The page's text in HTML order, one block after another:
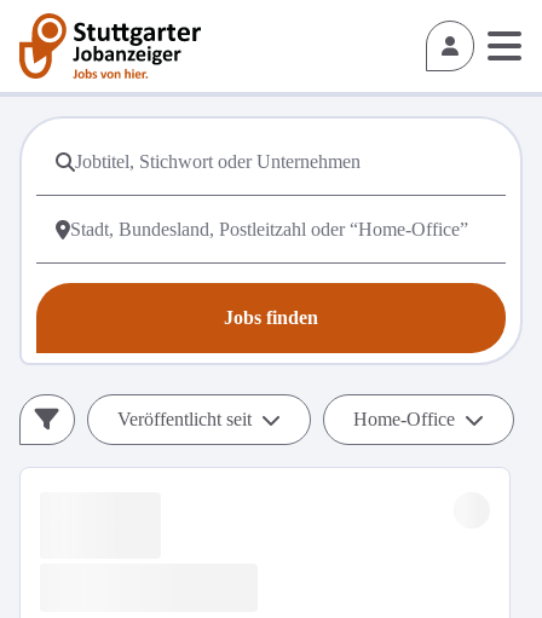
Jobs finden
Veröffentlicht seit Home-Office